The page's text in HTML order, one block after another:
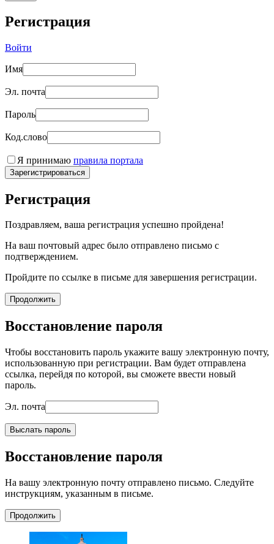
Регистрация
Войти
Имя
Эл. почта
Пароль
Код.слово
Я принимаю правила портала
Зарегистрироваться
Регистрация
Поздравляем, ваша регистрация успешно пройдена!
На ваш почтовый адрес было отправлено письмо с
подтверждением.
Пройдите по ссылке в письме для завершения регистрации.
Продолжить
Восстановление пароля
Чтобы восстановить пароль укажите вашу электронную почту,
использованную при регистрации. Вам будет отправлена
ссылка, перейдя по которой, вы сможете ввести новый
пароль.
Эл. почта
Выслать пароль
Восстановление пароля
На вашу электронную почту отправлено письмо. Следуйте
инструкциям, указанным в письме.
Продолжить